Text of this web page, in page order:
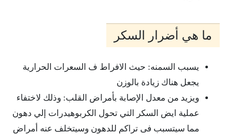
ما هي أضرار السكر
يسبب السمنه: حيث الافراط ف السعرات الحرارية
يجعل هناك زيادة بالوزن
ويزيد من معدل الإصابة بأمراض القلب: وذلك لاختفاء
عملية ايض السكر التي تحول الكربوهيدرات إلي دهون
مما سيتسبب فى تراكم للدهون وسيتخلف عنه أمراض